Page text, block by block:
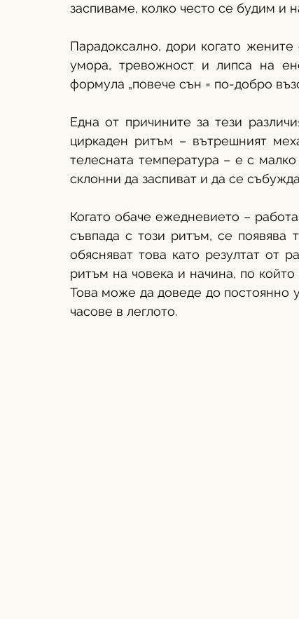
заспиваме, колко често се будим и
Парадоксално, дори когато
умора, тревожност и липса на
формула „повече сън = по-добро
Една от причините за тези
циркаден ритъм – вътрешният
телесната температура – е с
склонни да заспиват и да се
Когато обаче ежедневието –
съвпада с този ритъм, се появява
обясняват това като резултат от
ритъм на човека и начина, по
Това може да доведе до постоянно
часове в леглото.